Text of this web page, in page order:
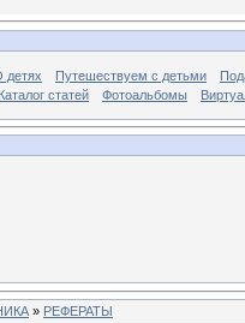
детях Путешествуем с детьми
Каталог статей
Фотоальбомы
» РЕФЕРАТЫ